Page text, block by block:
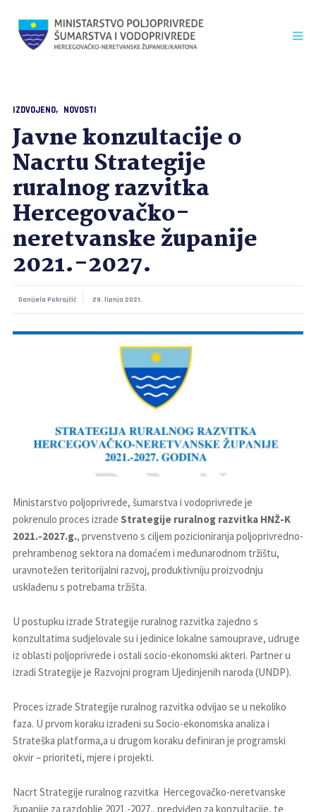
IZDVOJENO NOVOSTI
Javne konzultacije o
Nacrtu Strategije
ruralnog razvitka
Hercegovačko-
neretvanske županije
2021.-2027.
Danijela Pokrajčić 29. lipnja 2021.
Ministarstvo poljoprivrede, šumarstva i vodoprivrede je
pokrenulo proces izrade Strategije ruralnog razvitka HNŽ-K
2021.-2027.g., prvenstveno s ciljem pozicioniranja poljoprivredno-
prehrambenog sektora na domaćem i međunarodnom tržištu,
uravnotežen teritorijalni razvoj, produktivniju proizvodnju
usklađenu s potrebama tržišta.
U postupku izrade Strategije ruralnog razvitka zajedno s
konzultatima sudjelovale su i jedinice lokalne samouprave, udruge
iz oblasti poljoprivrede i ostali socio-ekonomski akteri. Partner u
izradi Strategije je Razvojni program Ujedinjenih naroda (UNDP).
Proces izrade Strategije ruralnog razvitka odvijao se u nekoliko
faza. U prvom koraku izrađeni su Socio-ekonomska analiza i
Strateška platforma,a u drugom koraku definiran je programski
okvir – prioriteti, mjere i projekti.
Nacrt Strategije ruralnog razvitka Hercegovačko-neretvanske
županije za razdoblje 2021.-2027., predviđen za konzultacije, te